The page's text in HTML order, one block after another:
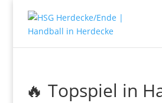
🔥 Topspiel in